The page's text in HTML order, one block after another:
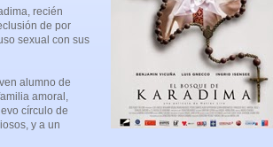
recién
de por
sexual con sus
alumno de
amoral,
círculo de
y a un